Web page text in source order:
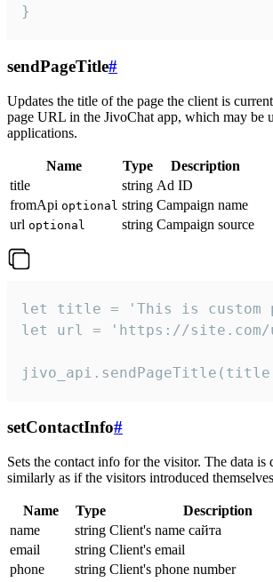
}
sendPageTitle#
Updates the title of the page the client is
page URL in the JivoChat app, which may be
applications.
Name Type
Description
title
string Ad ID
fromApi optional string Campaign name
url optional string Campaign source
let title = 'This is custom
let url = 'https://site.com/
setContactInfo#
Sets the contact info for the visitor. The data is
similarly as if the visitors introduced
Name Type
Description
name
string Client's name сайта
email
string Client's email
phone
string Client's phone number